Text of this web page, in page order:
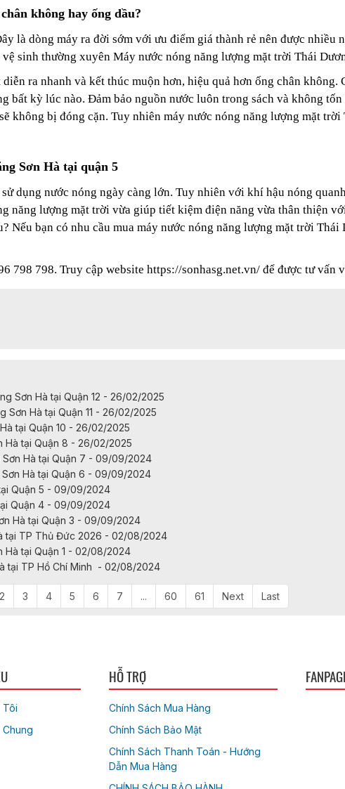
không hay ống dầu?
là dòng máy ra đời sớm với ưu điểm giá thành rẻ nên được nhiều
sinh thường xuyên Máy nước nóng năng lượng mặt trời Thái
ra nhanh và kết thúc muộn hơn, hiệu quả hơn ống chân không.
bất kỳ lúc nào. Đảm bảo nguồn nước luôn trong sách và không
không bị đóng cặn. Tuy nhiên máy nước nóng năng lượng mặt
Sơn Hà tại quận 5
dụng nước nóng ngày càng lớn. Tuy nhiên với khí hậu nóng
năng lượng mặt trời vừa giúp tiết kiệm điện năng vừa thân thiện
Nếu bạn có nhu cầu mua máy nước nóng năng lượng mặt trời Thái
798 798. Truy cập website https://sonhasg.net.vn/ để được tư vấn
Sơn Hà tại Quận 12 - 26/02/2025
Sơn Hà tại Quận 11 - 26/02/2025
tại Quận 10 - 26/02/2025
Hà tại Quận 8 - 26/02/2025
Hà tại Quận 7 - 09/09/2024
Hà tại Quận 6 - 09/09/2024
Quận 5 - 09/09/2024
Quận 4 - 09/09/2024
Hà tại Quận 3 - 09/09/2024
tại TP Thủ Đức 2026 - 02/08/2024
Hà tại Quận 1 - 02/08/2024
tại TP Hồ Chí Minh - 02/08/2024
2 3 4 5 6 7 ... 60 61 Next Last
Tôi
Chung
HỖ TRỢ
Chính Sách Mua Hàng
Chính Sách Bảo Mật
Chính Sách Thanh Toán - Hướng
Dẫn Mua Hàng